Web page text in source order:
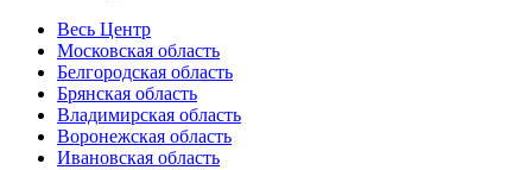
Весь Центр
Московская область
Белгородская область
Брянская область
Владимирская область
Воронежская область
Ивановская область